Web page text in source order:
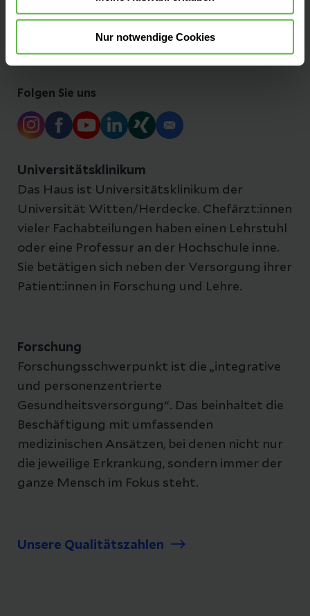
Nur notwendige Cookies
Anfahrt & Parken
Folgen Sie uns
Universitätsklinikum
Das Haus ist Universitätsklinikum der
Universität Witten/Herdecke. Chefärzt:innen
vieler Fachabteilungen haben einen Lehrstuhl
oder eine Professur an der Hochschule inne.
Sie betätigen sich neben der Versorgung ihrer
Patient:innen in Forschung und Lehre.
Forschung
Forschungsschwerpunkt ist die „integrative
und personenzentrierte
Gesundheitsversorgung“. Das beinhaltet die
Beschäftigung mit umfassenden
medizinischen Ansätzen, bei denen nicht nur
die jeweilige Erkrankung, sondern immer der
ganze Mensch im Fokus steht.
Unsere Qualitätszahlen